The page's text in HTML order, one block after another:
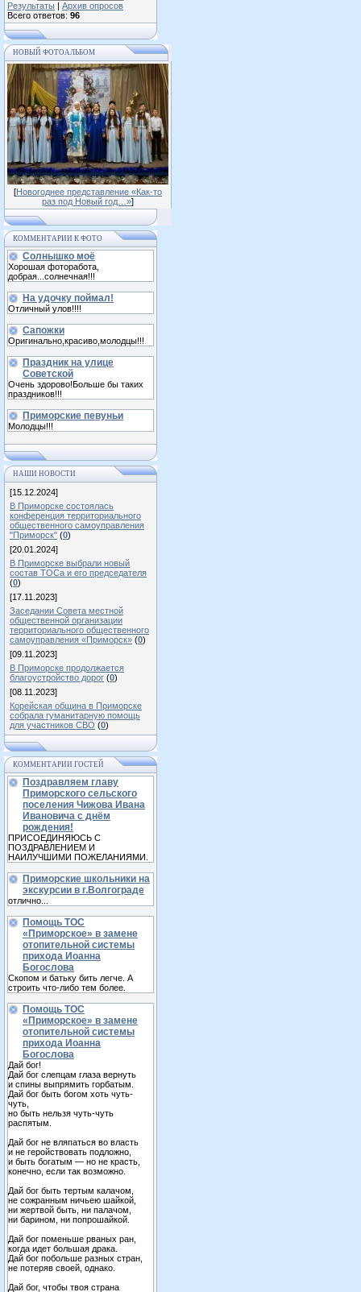
Результаты | Архив опросов
Всего ответов: 96
НОВЫЙ ФОТОАЛЬБОМ
[Новогоднее представление «Как-то
раз под Новый год…»]
КОММЕНТАРИИ К ФОТО
Солнышко моё
Хорошая фоторабота,
добрая...солнечная!!!
На удочку поймал!
Отличный улов!!!!
Сапожки
Оригинально,красиво,молодцы!!!
Праздник на улице
Советской
Очень здорово!Больше бы таких
праздников!!!
Приморские певуньи
Молодцы!!!
НАШИ НОВОСТИ
[15.12.2024]
В Приморске состоялась
конференция территориального
общественного самоуправления
"Приморск" (0)
[20.01.2024]
В Приморске выбрали новый
состав ТОСа и его председателя
(0)
[17.11.2023]
Заседании Совета местной
общественной организации
территориального общественного
самоуправления «Приморск» (0)
[09.11.2023]
В Приморске продолжается
благоустройство дорог (0)
[08.11.2023]
Корейская община в Приморске
собрала гуманитарную помощь
для участников СВО (0)
КОММЕНТАРИИ ГОСТЕЙ
Поздравляем главу
Приморского сельского
поселения Чижова Ивана
Ивановича с днём
рождения!
ПРИСОЕДИНЯЮСЬ С
ПОЗДРАВЛЕНИЕМ И
НАИЛУЧШИМИ ПОЖЕЛАНИЯМИ.
Приморские школьники на
экскурсии в г.Волгограде
отлично...
Помощь ТОС
«Приморское» в замене
отопительной системы
прихода Иоанна
Богослова
Скопом и батьку бить легче. А
строить что-либо тем более.
Помощь ТОС
«Приморское» в замене
отопительной системы
прихода Иоанна
Богослова
Дай бог!
Дай бог слепцам глаза вернуть
и спины выпрямить горбатым.
Дай бог быть богом хоть чуть-
чуть,
но быть нельзя чуть-чуть
распятым.
Дай бог не вляпаться во власть
и не геройствовать подложно,
и быть богатым — но не красть,
конечно, если так возможно.
Дай бог быть тертым калачом,
не сожранным ничьею шайкой,
ни жертвой быть, ни палачом,
ни барином, ни попрошайкой.
Дай бог поменьше рваных ран,
когда идет большая драка.
Дай бог побольше разных стран,
не потеряв своей, однако.
Дай бог, чтобы твоя страна